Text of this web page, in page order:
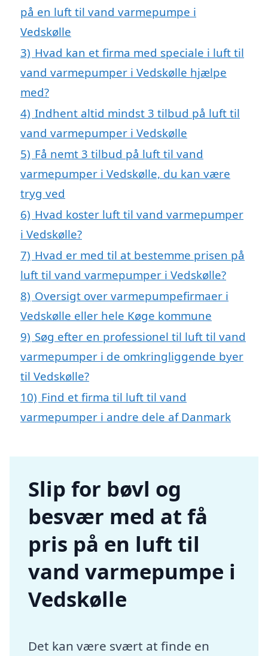
på en luft til vand varmepumpe i
Vedskølle
3) Hvad kan et firma med speciale i luft til
vand varmepumper i Vedskølle hjælpe
med?
4) Indhent altid mindst 3 tilbud på luft til
vand varmepumper i Vedskølle
5) Få nemt 3 tilbud på luft til vand
varmepumper i Vedskølle, du kan være
tryg ved
6) Hvad koster luft til vand varmepumper
i Vedskølle?
7) Hvad er med til at bestemme prisen på
luft til vand varmepumper i Vedskølle?
8) Oversigt over varmepumpefirmaer i
Vedskølle eller hele Køge kommune
9) Søg efter en professionel til luft til vand
varmepumper i de omkringliggende byer
til Vedskølle?
10) Find et firma til luft til vand
varmepumper i andre dele af Danmark
Slip for bøvl og
besvær med at få
pris på en luft til
vand varmepumpe i
Vedskølle
Det kan være svært at finde en